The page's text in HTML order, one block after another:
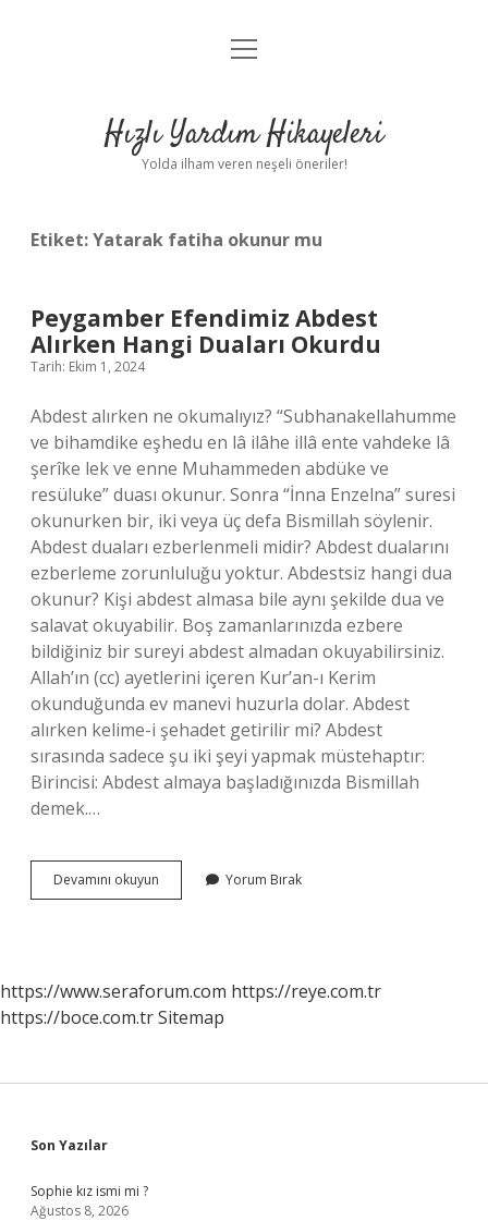
Anasayfa
Yasal Uyarı
menüyü
Hızlı Yardım Hikayeleri
Yolda ilham veren neşeli öneriler!
Etiket:Yatarak fatiha okunur mu
Peygamber Efendimiz Abdest
Alırken Hangi Duaları Okurdu
Tarih: Ekim 1, 2024
Abdest alırken ne okumalıyız? “Subhanakellahumme
ve bihamdike eşhedu en lâ ilâhe illâ ente vahdeke lâ
şerîke lek ve enne Muhammeden abdüke ve
resüluke” duası okunur. Sonra “İnna Enzelna” suresi
okunurken bir, iki veya üç defa Bismillah söylenir.
Abdest duaları ezberlenmeli midir? Abdest dualarını
ezberleme zorunluluğu yoktur. Abdestsiz hangi dua
okunur? Kişi abdest almasa bile aynı şekilde dua ve
salavat okuyabilir. Boş zamanlarınızda ezbere
bildiğiniz bir sureyi abdest almadan okuyabilirsiniz.
Allah’ın (cc) ayetlerini içeren Kur’an-ı Kerim
okunduğunda ev manevi huzurla dolar. Abdest
alırken kelime-i şehadet getirilir mi? Abdest
sırasında sadece şu iki şeyi yapmak müstehaptır:
Birincisi: Abdest almaya başladığınızda Bismillah
demek.…
Devamını okuyun Peygamber
Efendimiz
Okurdu
Yorum Bırak
https://www.seraforum.com https://reye.com.tr
https://boce.com.trSitemap
Sidebar
Son Yazılar
Sophie kız ismi mi ?
Ağustos 8, 2026